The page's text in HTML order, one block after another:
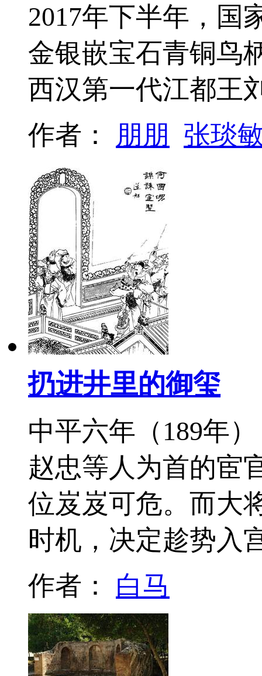
2017年下半年，国
金银嵌宝石青铜鸟
西汉第一代江都王
作者： 朋朋 张琰
扔进井里的御玺
中平六年（189年
赵忠等人为首的宦
位岌岌可危。而大
时机，决定趁势
作者： 白马